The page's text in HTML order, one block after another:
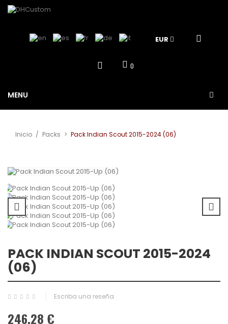
EUR
0
MENU
Inicio / Packs > Pack Indian Scout 2015-2024 (06)
PACK INDIAN SCOUT 2015-2024
(06)
Escriba una reseña
246,28 €